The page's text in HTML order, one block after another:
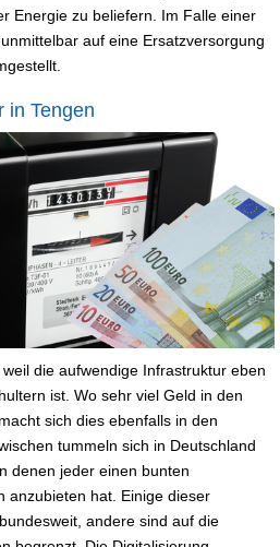
Energie zu beliefern. Im Falle einer
auf eine Ersatzversorgung
in Tengen
die aufwendige Infrastruktur eben
ist. Wo sehr viel Geld in den
sich dies ebenfalls in den
tummeln sich in Deutschland
denen jeder einen bunten
anzubieten hat. Einige dieser
andere sind auf die